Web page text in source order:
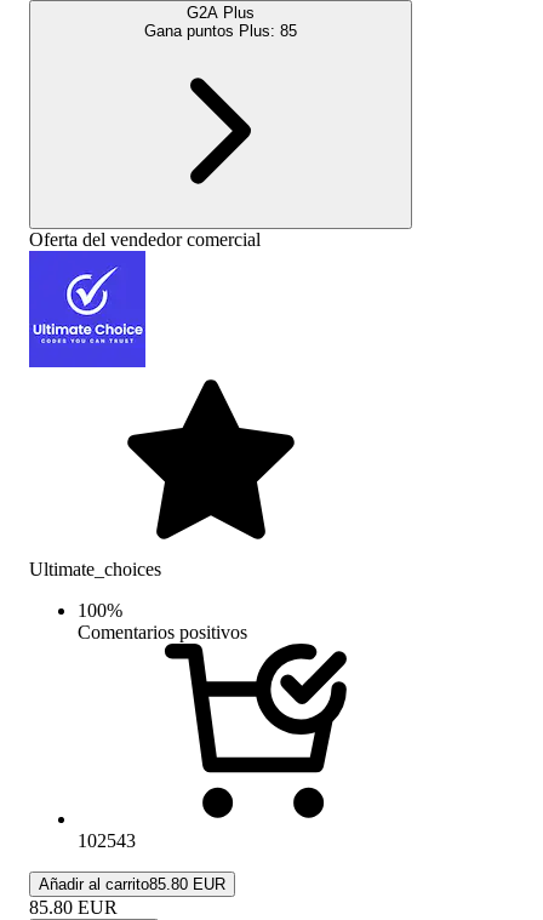
G2A Plus
Gana puntos Plus: 85
Oferta del vendedor comercial
Ultimate_choices
100%
Comentarios positivos
102543
Añadir al carrito85.80 EUR
85.80 EUR